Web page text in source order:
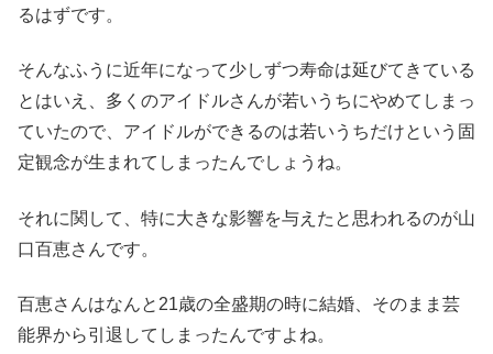
るはずです。
そんなふうに近年になって少しずつ寿命は延びてきている
とはいえ、多くのアイドルさんが若いうちにやめてしまっ
ていたので、アイドルができるのは若いうちだけという固
定観念が生まれてしまったんでしょうね。
それに関して、特に大きな影響を与えたと思われるのが山
口百恵さんです。
百恵さんはなんと21歳の全盛期の時に結婚、そのまま芸
能界から引退してしまったんですよね。